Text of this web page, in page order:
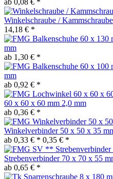
Winkelschraube /
14,18 € *
mm
ab 1,30 € *
mm
ab 0,92 € *
60 x 60 x 60 mm 2,0 mm
ab 0,36 € *
Winkelverbinder 50 x 50 x 35
ab 0,33 € * 0,35 € *
Strebenverbinder 70 x 70 x 55
ab 0,65 € *